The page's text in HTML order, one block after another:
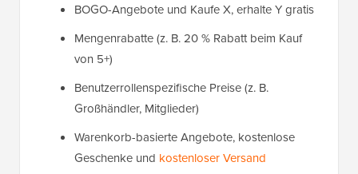
BOGO-Angebote und Kaufe X, erhalte Y gratis
Mengenrabatte (z. B. 20 % Rabatt beim Kauf
von 5+)
Benutzerrollenspezifische Preise (z. B.
Großhändler, Mitglieder)
Warenkorb-basierte Angebote, kostenlose
Geschenke und kostenloser Versand